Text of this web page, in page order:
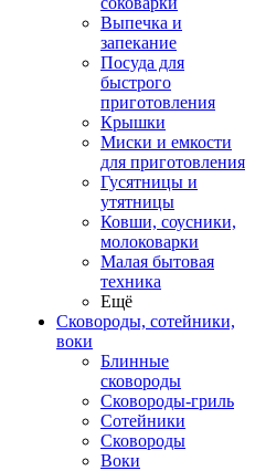
Выпечка и
запекание
Посуда для
быстрого
приготовления
Крышки
Миски и емкости
для приготовления
Гусятницы и
утятницы
Ковши, соусники,
молоковарки
Малая бытовая
техника
Ещё
Сковороды, сотейники,
воки
Блинные
сковороды
Сковороды-гриль
Сотейники
Сковороды
Воки